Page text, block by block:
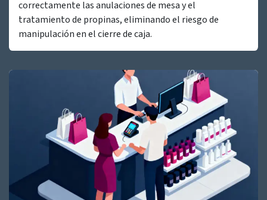
correctamente las anulaciones de mesa y el
tratamiento de propinas, eliminando el riesgo de
manipulación en el cierre de caja.